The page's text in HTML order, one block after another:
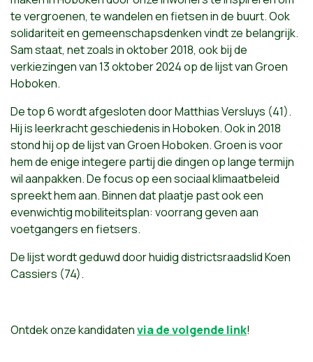
te vergroenen, te wandelen en fietsen in de buurt. Ook
solidariteit en gemeenschapsdenken vindt ze belangrijk.
Sam staat, net zoals in oktober 2018, ook bij de
verkiezingen van 13 oktober 2024 op de lijst van Groen
Hoboken.
De top 6 wordt afgesloten door Matthias Versluys (41).
Hij is leerkracht geschiedenis in Hoboken. Ook in 2018
stond hij op de lijst van Groen Hoboken. Groen is voor
hem de enige integere partij die dingen op lange termijn
wil aanpakken. De focus op een sociaal klimaatbeleid
spreekt hem aan. Binnen dat plaatje past ook een
evenwichtig mobiliteitsplan: voorrang geven aan
voetgangers en fietsers.
De lijst wordt geduwd door huidig districtsraadslid Koen
Cassiers (74).
Ontdek onze kandidatenvia de volgende link!